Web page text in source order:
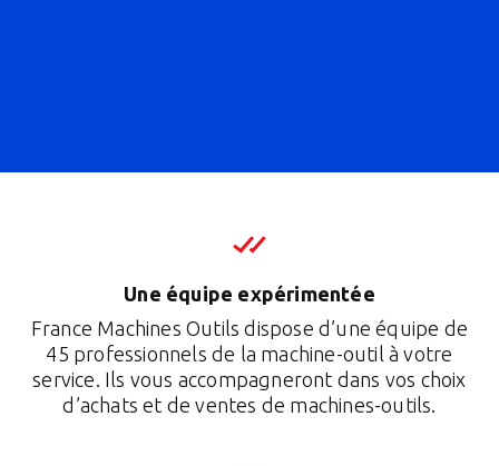
Une équipe expérimentée
France Machines Outils dispose d’une équipe de
45 professionnels de la machine-outil à votre
service. Ils vous accompagneront dans vos choix
d’achats et de ventes de machines-outils.